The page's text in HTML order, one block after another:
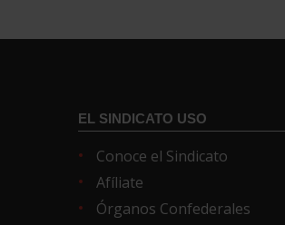
EL SINDICATO USO
Conoce el Sindicato
Afíliate
Órganos Confederales